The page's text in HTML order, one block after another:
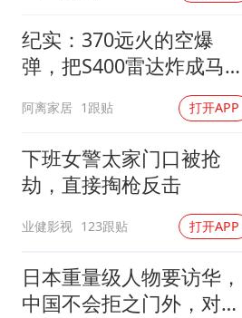
纪实：370远火的空爆
弹，把S400雷达炸成马蜂
窝，靶标惨状让台军急眼
了
阿离家居 1跟贴 打开APP
下班女警太家门口被抢
劫，直接掏枪反击
业健影视 123跟贴 打开APP
日本重量级人物要访华，
中国不会拒之门外，对日